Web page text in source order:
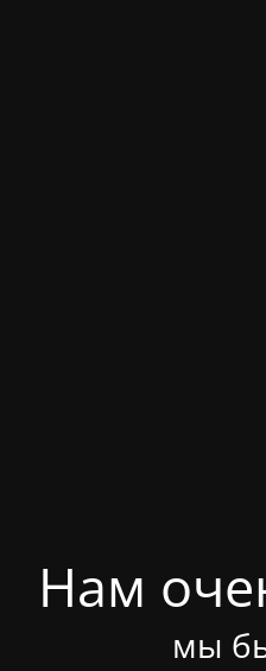
Нам
мы